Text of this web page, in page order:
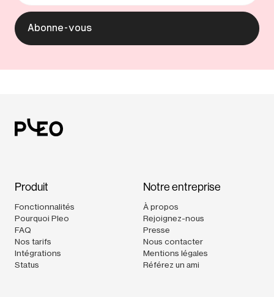
Produit
Fonctionnalités
Pourquoi Pleo
FAQ
Nos tarifs
Intégrations
Status
Notre entreprise
À propos
Rejoignez-nous
Presse
Nous contacter
Mentions légales
Référez un ami